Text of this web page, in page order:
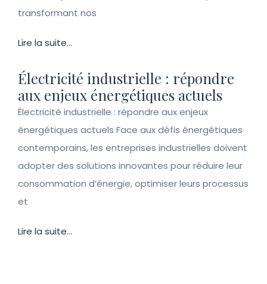
transformant nos
Lire la suite...
Électricité industrielle : répondre
aux enjeux énergétiques actuels
Électricité industrielle : répondre aux enjeux
énergétiques actuels Face aux défis énergétiques
contemporains, les entreprises industrielles doivent
adopter des solutions innovantes pour réduire leur
consommation d’énergie, optimiser leurs processus
et
Lire la suite...